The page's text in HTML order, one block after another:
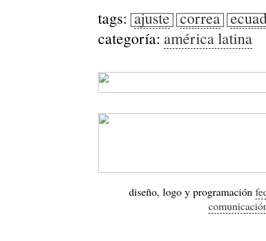
tags: ajuste correa
categoría: américa latina
diseño, logo y programación